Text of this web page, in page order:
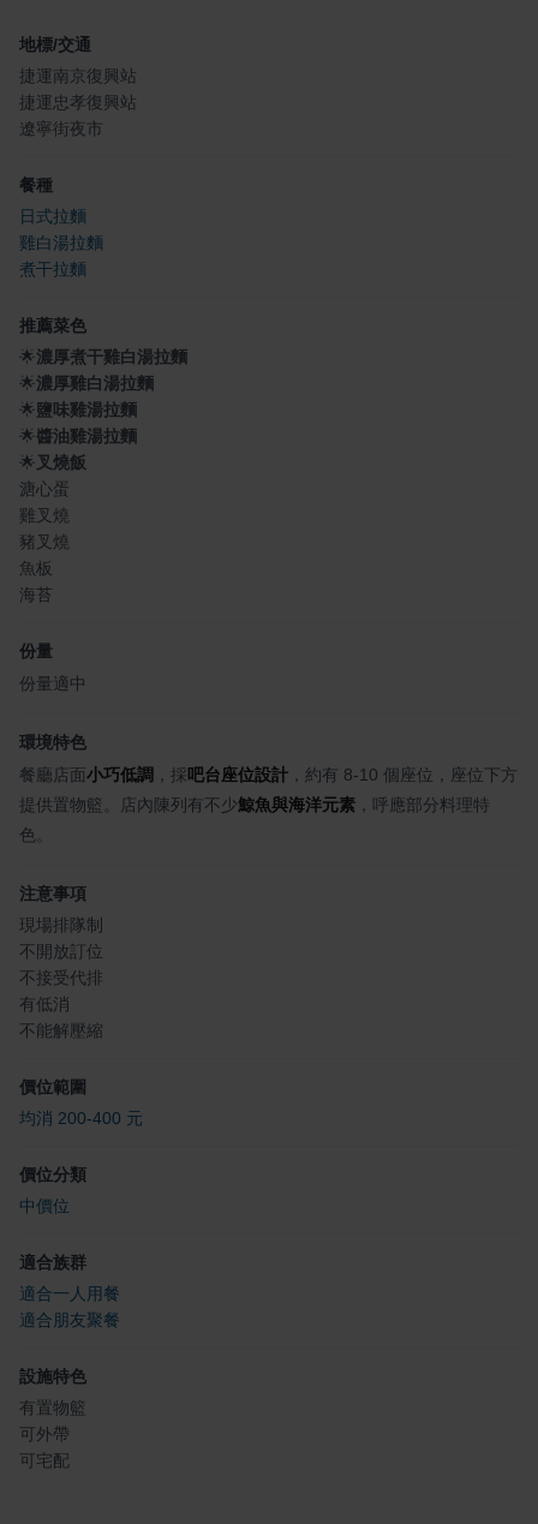
地標/交通
捷運南京復興站
捷運忠孝復興站
遼寧街夜市
餐種
日式拉麵
雞白湯拉麵
煮干拉麵
推薦菜色
🌟濃厚煮干雞白湯拉麵
🌟濃厚雞白湯拉麵
🌟鹽味雞湯拉麵
🌟醬油雞湯拉麵
🌟叉燒飯
溏心蛋
雞叉燒
豬叉燒
魚板
海苔
份量
份量適中
環境特色
餐廳店面小巧低調 ，採吧台座位設計 ，約有 8-10 個座位，座位下方
提供置物籃。店內陳列有不少鯨魚與海洋元素 ，呼應部分料理特
色。
注意事項
現場排隊制
不開放訂位
不接受代排
有低消
不能解壓縮
價位範圍
均消 200-400 元
價位分類
中價位
適合族群
適合一人用餐
適合朋友聚餐
設施特色
有置物籃
可外帶
可宅配